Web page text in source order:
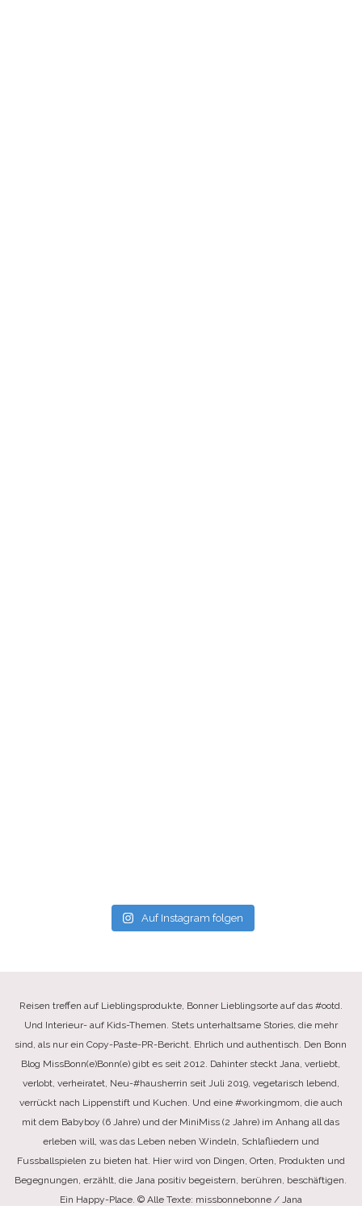
Auf Instagram folgen
Reisen treffen auf Lieblingsprodukte, Bonner Lieblingsorte auf das #ootd.
Und Interieur- auf Kids-Themen. Stets unterhaltsame Stories, die mehr
sind, als nur ein Copy-Paste-PR-Bericht. Ehrlich und authentisch. Den Bonn
Blog MissBonn(e)Bonn(e) gibt es seit 2012. Dahinter steckt Jana, verliebt,
verlobt, verheiratet, Neu-#hausherrin seit Juli 2019, vegetarisch lebend,
verrückt nach Lippenstift und Kuchen. Und eine #workingmom, die auch
mit dem Babyboy (6 Jahre) und der MiniMiss (2 Jahre) im Anhang all das
erleben will, was das Leben neben Windeln, Schlafliedern und
Fussballspielen zu bieten hat. Hier wird von Dingen, Orten, Produkten und
Begegnungen, erzählt, die Jana positiv begeistern, berühren, beschäftigen.
Ein Happy-Place. © Alle Texte: missbonnebonne / Jana